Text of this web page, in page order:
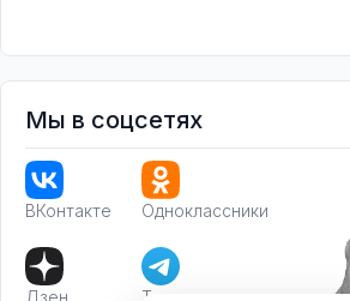
Мы в соцсетях
ВКонтакте Одноклассники